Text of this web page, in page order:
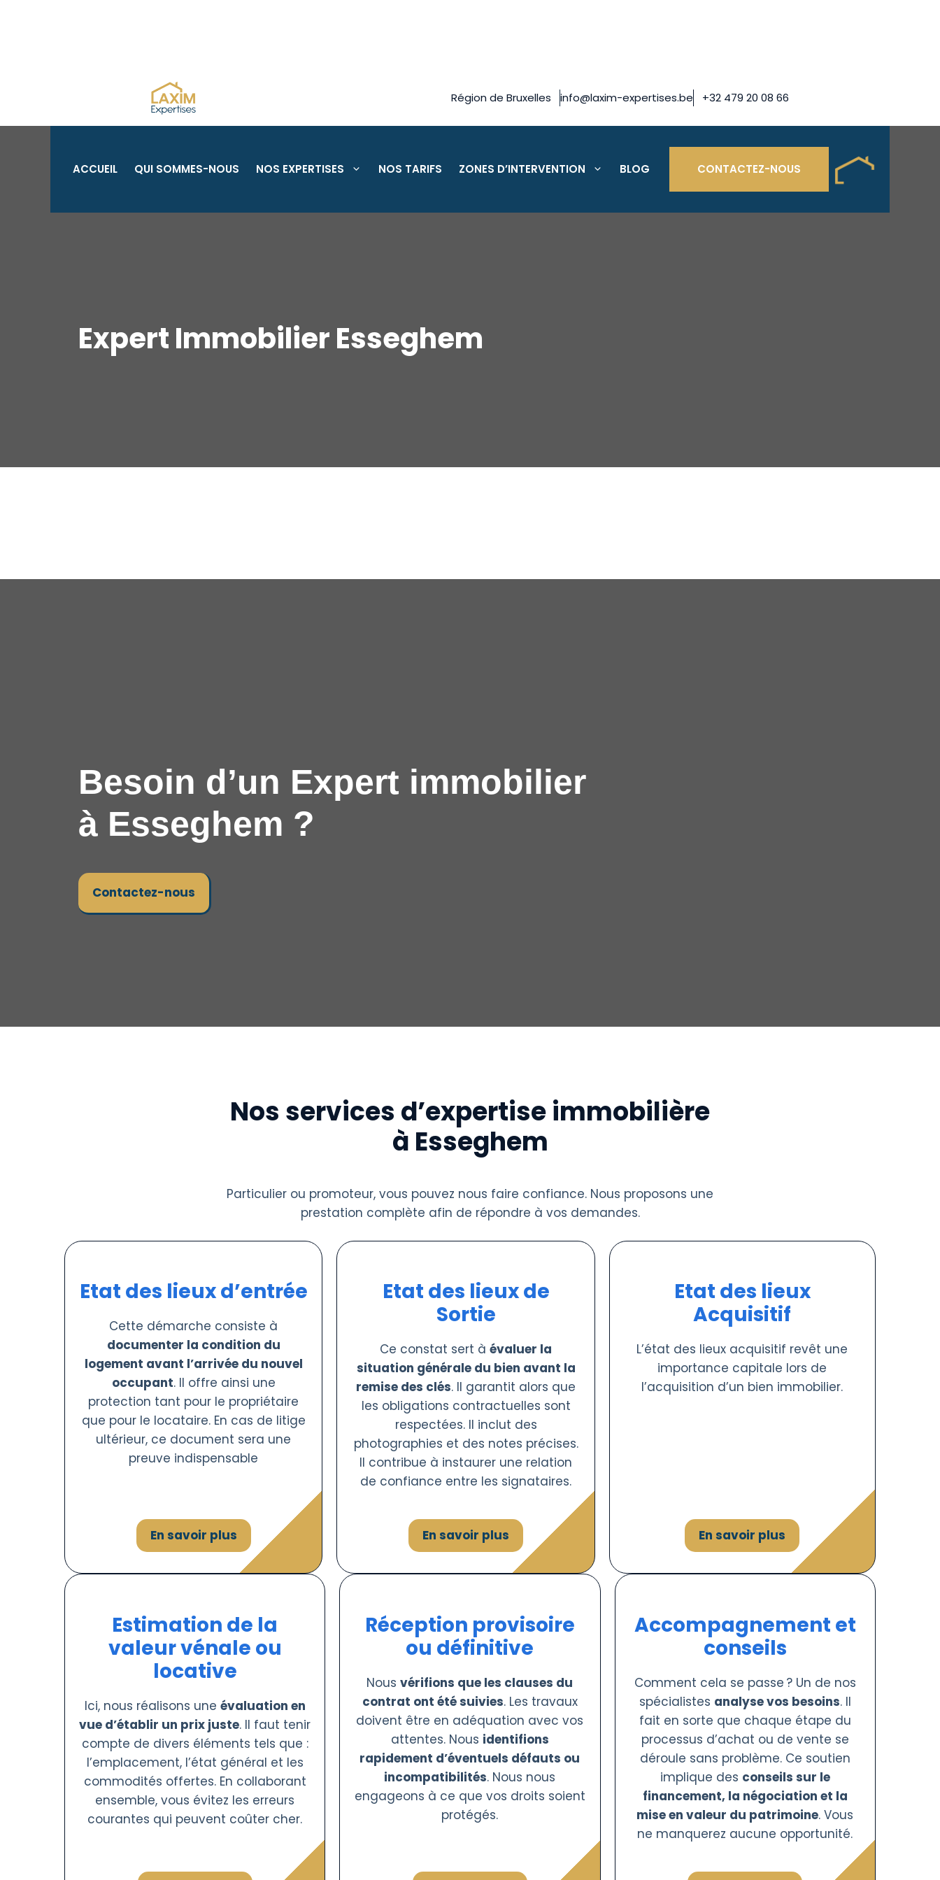
Région de Bruxelles info@laxim-expertises.be +32 479 20 08 66
ACCUEIL QUI SOMMES-NOUS NOS EXPERTISES NOS TARIFS ZONES D’INTERVENTION BLOG CONTACTEZ-NOUS
Expert Immobilier Esseghem
Besoin d’un Expert immobilier
à Esseghem ?
Contactez-nous
Nos services d’expertise immobilière
à Esseghem
Particulier ou promoteur, vous pouvez nous faire confiance. Nous proposons une
prestation complète afin de répondre à vos demandes.
Etat des lieux d’entrée
Cette démarche consiste à
documenter la condition du
logement avant l’arrivée du nouvel
occupant. Il offre ainsi une
protection tant pour le propriétaire
que pour le locataire. En cas de litige
ultérieur, ce document sera une
preuve indispensable
En savoir plus
Etat des lieux de
Sortie
Ce constat sert àévaluer la
situation générale du bien avant la
remise des clés. Il garantit alors que
les obligations contractuelles sont
respectées. Il inclut des
photographies et des notes précises.
Il contribue à instaurer une relation
de confiance entre les signataires.
En savoir plus
Etat des lieux
Acquisitif
L’état des lieux acquisitif revêt une
importance capitale lors de
l’acquisition d’un bien immobilier.
En savoir plus
Estimation de la
valeur vénale ou
locative
Ici, nous réalisons une évaluation en
vue d’établir un prix juste. Il faut tenir
compte de divers éléments tels que :
l’emplacement, l’état général et les
commodités offertes. En collaborant
ensemble, vous évitez les erreurs
courantes qui peuvent coûter cher.
Réception provisoire
ou définitive
Nousvérifions que les clauses du
contrat ont été suivies. Les travaux
doivent être en adéquation avec vos
attentes. Nous identifions
rapidement d’éventuels défauts ou
incompatibilités. Nous nous
engageons à ce que vos droits soient
protégés.
Accompagnement et
conseils
Comment cela se passe ? Un de nos
spécialistes analyse vos besoins. Il
fait en sorte que chaque étape du
processus d’achat ou de vente se
déroule sans problème. Ce soutien
implique des conseils sur le
financement, la négociation et la
mise en valeur du patrimoine. Vous
ne manquerez aucune opportunité.